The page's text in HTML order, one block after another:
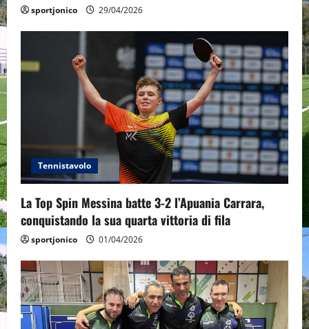
sportjonico 29/04/2026
Tennistavolo
La Top Spin Messina batte 3-2 l’Apuania Carrara,
conquistando la sua quarta vittoria di fila
sportjonico 01/04/2026